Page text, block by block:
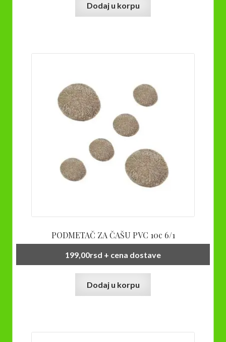
Dodaj u korpu
PODMETAČ ZA ČAŠU PVC 10c 6/1
199,00rsd + cena dostave
Dodaj u korpu